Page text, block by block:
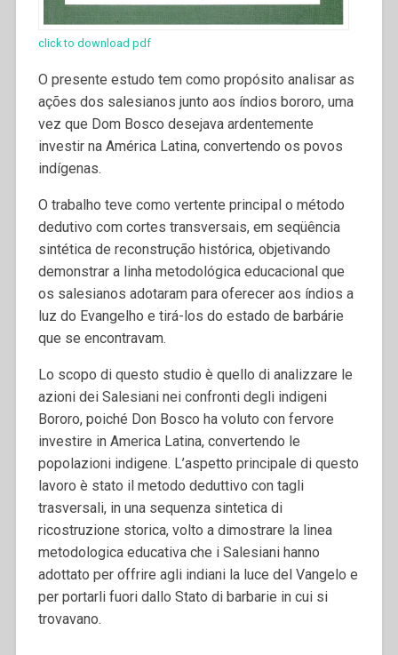
click to download pdf
O presente estudo tem como propósito analisar as
ações dos salesianos junto aos índios bororo, uma
vez que Dom Bosco desejava ardentemente
investir na América Latina, convertendo os povos
indígenas.
O trabalho teve como vertente principal o método
dedutivo com cortes transversais, em seqüência
sintética de reconstrução histórica, objetivando
demonstrar a linha metodológica educacional que
os salesianos adotaram para oferecer aos índios a
luz do Evangelho e tirá-los do estado de barbárie
que se encontravam.
Lo scopo di questo studio è quello di analizzare le
azioni dei Salesiani nei confronti degli indigeni
Bororo, poiché Don Bosco ha voluto con fervore
investire in America Latina, convertendo le
popolazioni indigene. L’aspetto principale di questo
lavoro è stato il metodo deduttivo con tagli
trasversali, in una sequenza sintetica di
ricostruzione storica, volto a dimostrare la linea
metodologica educativa che i Salesiani hanno
adottato per offrire agli indiani la luce del Vangelo e
per portarli fuori dallo Stato di barbarie in cui si
trovavano.